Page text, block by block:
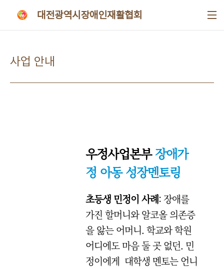
대전광역시장애인재활협회
사업 안내
우정사업본부 장애가
정 아동 성장멘토링
초등생 민정이 사례: 장애를
가진 할머니와 알코올 의존증
을 앓는 어머니. 학교와 학원
어디에도 마음 둘 곳 없던. 민
정이에게 대학생 멘토는 언니